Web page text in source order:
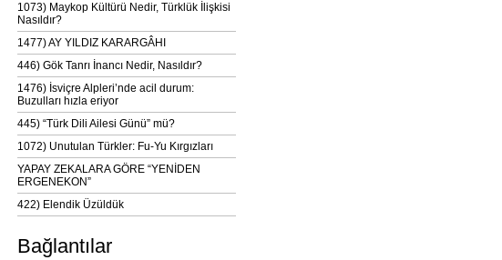
1073) Maykop Kültürü Nedir, Türklük İlişkisi
Nasıldır?
1477) AY YILDIZ KARARGÂHI
446) Gök Tanrı İnancı Nedir, Nasıldır?
1476) İsviçre Alpleri’nde acil durum:
Buzulları hızla eriyor
445) “Türk Dili Ailesi Günü” mü?
1072) Unutulan Türkler: Fu-Yu Kırgızları
YAPAY ZEKALARA GÖRE “YENİDEN
ERGENEKON”
422) Elendik Üzüldük
Bağlantılar